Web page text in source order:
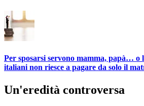
Per sposarsi servono mamma, papà… o
italiani non riesce a pagare da solo il
Un'eredità controversa